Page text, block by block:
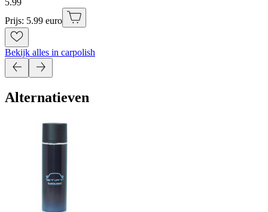
5.99
Prijs: 5.99 euro
Bekijk alles in carpolish
Alternatieven